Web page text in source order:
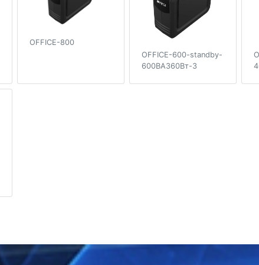
OFFICE-800
OFFICE-600-standby-
600ВА360Вт-3